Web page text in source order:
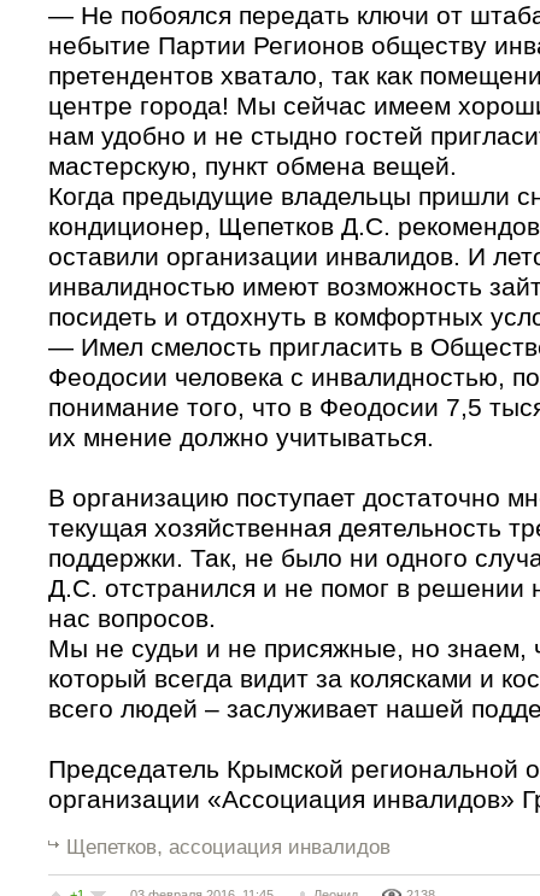
— Не побоялся передать ключи от
небытие Партии Регионов обществу
претендентов хватало, так как
центре города! Мы сейчас имеем
нам удобно и не стыдно гостей
мастерскую, пункт обмена вещей.
Когда предыдущие владельцы пришли
кондиционер, Щепетков Д.С.
оставили организации инвалидов. И
инвалидностью имеют возможность
посидеть и отдохнуть в комфортных
— Имел смелость пригласить в
Феодосии человека с инвалидностью,
понимание того, что в Феодосии 7,5
их мнение должно учитываться.
В организацию поступает достаточно
текущая хозяйственная деятельность
поддержки. Так, не было ни одного
Д.С. отстранился и не помог в
нас вопросов.
Мы не судьи и не присяжные, но знаем,
который всегда видит за колясками и
всего людей – заслуживает нашей
Председатель Крымской региональной
организации «Ассоциация инвалидов»
Щепетков, ассоциация инвалидов